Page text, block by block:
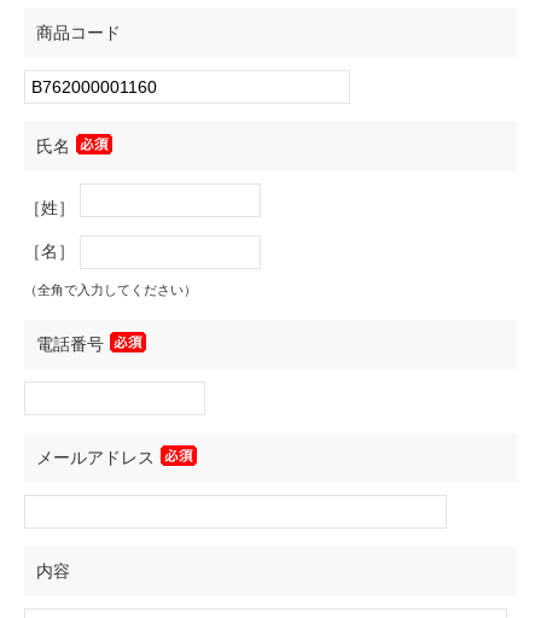
商品コード
氏名
［姓］
［名］
（全角で入力してください）
電話番号
メールアドレス
内容